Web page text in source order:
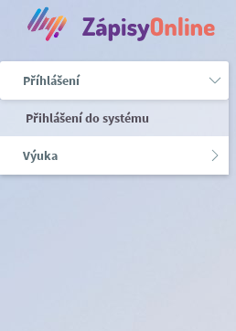
Příhlášení
Přihlášení do systému
Výuka